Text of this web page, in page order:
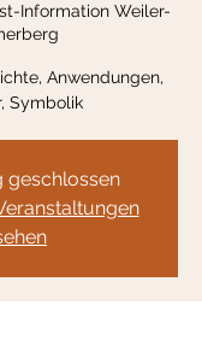
Information Weiler-
Anwendungen,
Symbolik
geschlossen